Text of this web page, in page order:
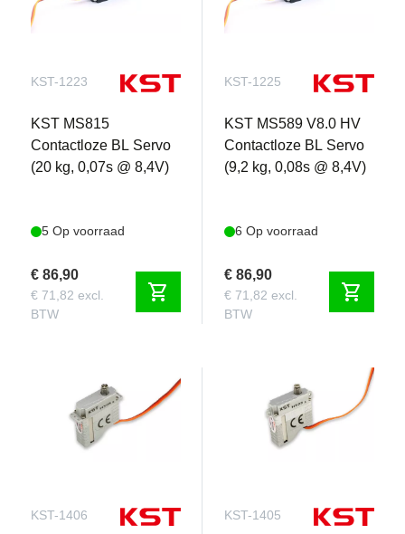
KST-1223
KST MS815
Contactloze BL Servo
(20 kg, 0,07s @ 8,4V)
5 Op voorraad
€ 86,90
€ 71,82 excl.
BTW
shopping_cart
KST-1225
KST MS589 V8.0 HV
Contactloze BL Servo
(9,2 kg, 0,08s @ 8,4V)
6 Op voorraad
€ 86,90
€ 71,82 excl.
BTW
shopping_cart
KST-1406 KST-1405